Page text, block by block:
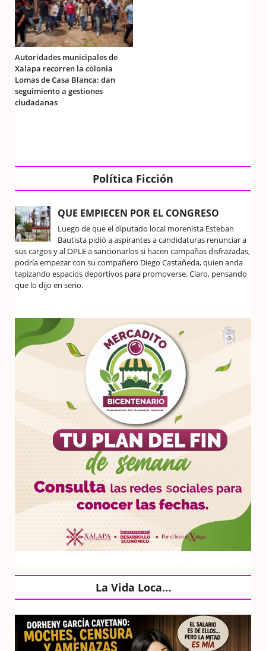
Autoridades municipales de
Xalapa recorren la colonia
Lomas de Casa Blanca: dan
seguimiento a gestiones
ciudadanas
Política Ficción
QUE EMPIECEN POR EL CONGRESO
Luego de que el diputado local morenista Esteban
Bautista pidió a aspirantes a candidaturas renunciar a
sus cargos y al OPLE a sancionarlos si hacen campañas disfrazadas,
podría empezar con su compañero Diego Castañeda, quien anda
tapizando espacios deportivos para promoverse. Claro, pensando
que lo dijo en serio.
La Vida Loca…